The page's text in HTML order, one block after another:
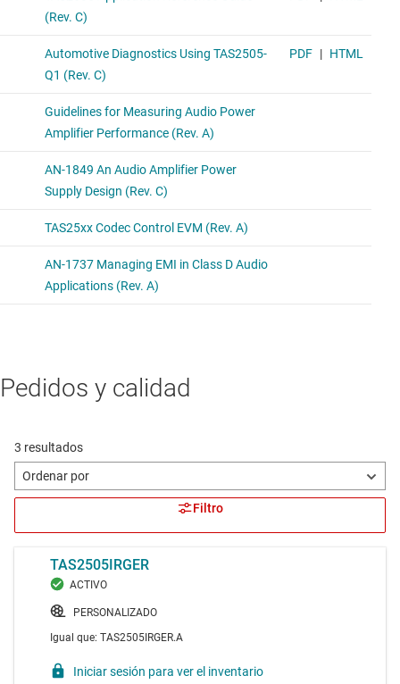
Pedidos y calidad